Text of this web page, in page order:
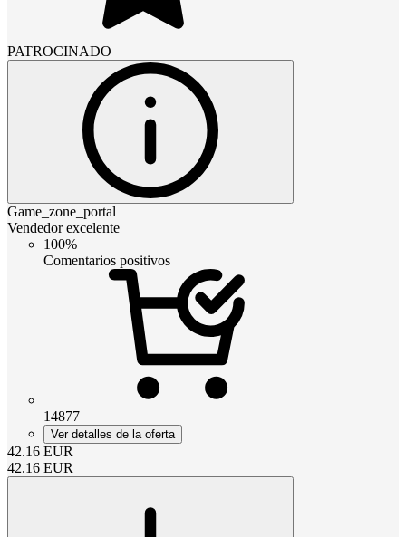
PATROCINADO
Game_zone_portal
Vendedor excelente
100%
Comentarios positivos
14877
Ver detalles de la oferta
42.16 EUR
42.16 EUR